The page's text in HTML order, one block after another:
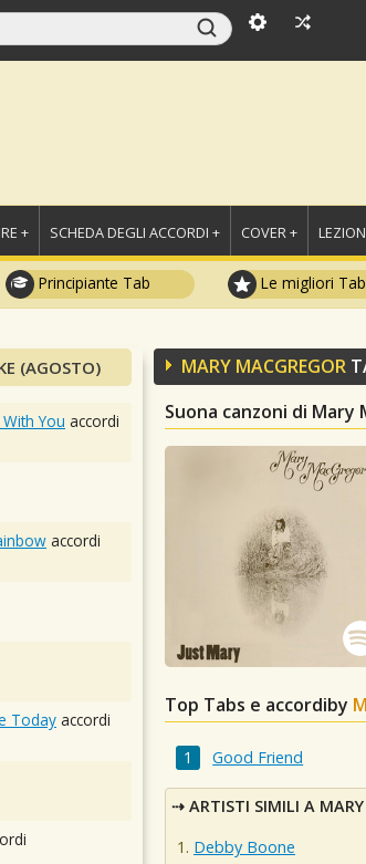
+ SCHEDA DEGLI ACCORDI + COVER +
Principiante Tab Le migliori
MARY MACGREGOR
Suona canzoni di
Top Tabs e accordiby
Good Friend
ARTISTI SIMILI A
Debby Boone
(AGOSTO)
You accordi
accordi
Today accordi